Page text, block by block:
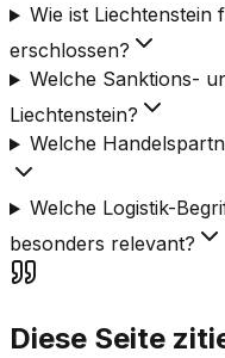
Wie ist
erschlossen?
Welche Sanktions-
Liechtenstein?
Welche
Welche Logistik-
besonders relevant?
Diese Seite